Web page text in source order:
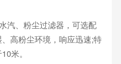
汽、粉尘过滤器，可选配
高粉尘环境，响应迅速;特
米。